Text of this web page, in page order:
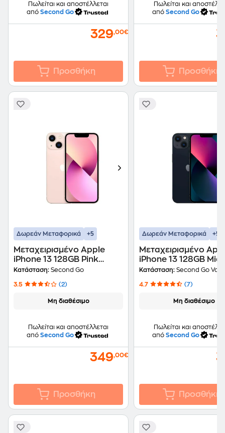
Πωλείται και αποστέλλεται
από Second Go
329,00€
Προσθήκη
Πωλείται και
από Second Go
Προσθήκη
Δωρεάν Μεταφορικά +5
Μεταχειρισμένο Apple
iPhone 13 128GB Pink
second go Certified by
Κατάσταση: Second Go
3.5 (2)
Μη διαθέσιμο
Πωλείται και αποστέλλεται
από Second Go
349,00€
Προσθήκη
Δωρεάν Μεταφορικά +5
Μεταχειρισμένο
iPhone 13 128GB
second go value
Κατάσταση: Second Go
4.7 (7)
Μη διαθέσιμο
Πωλείται και
από Second Go
Προσθήκη